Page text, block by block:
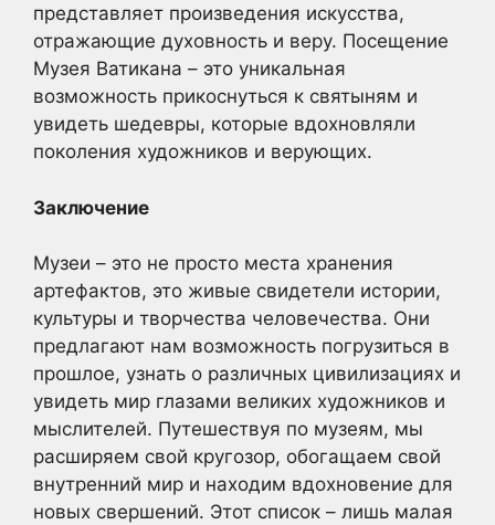
представляет произведения искусства,
отражающие духовность и веру. Посещение
Музея Ватикана – это уникальная
возможность прикоснуться к святыням и
увидеть шедевры, которые вдохновляли
поколения художников и верующих.
Заключение
Музеи – это не просто места хранения
артефактов, это живые свидетели истории,
культуры и творчества человечества. Они
предлагают нам возможность погрузиться в
прошлое, узнать о различных цивилизациях и
увидеть мир глазами великих художников и
мыслителей. Путешествуя по музеям, мы
расширяем свой кругозор, обогащаем свой
внутренний мир и находим вдохновение для
новых свершений. Этот список – лишь малая